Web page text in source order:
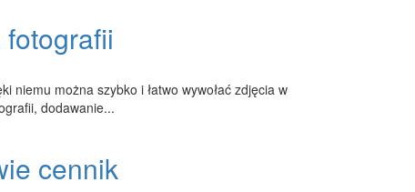
niemu można szybko i łatwo wywołać zdjęcia w
dodawanie...
cennik